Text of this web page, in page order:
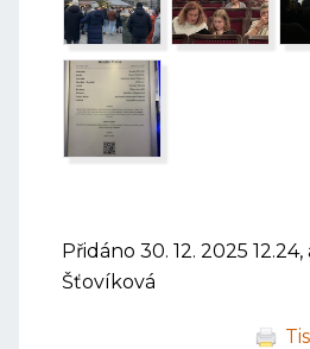
Přidáno 30. 12. 2025
Šťovíková